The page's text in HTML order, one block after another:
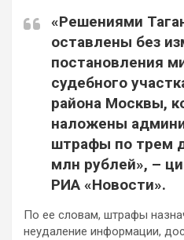
«Решениями
оставлены без
постановления
судебного
района Москвы,
наложены
штрафы по трем
млн рублей», –
РИА «Новости».
По ее словам, штрафы
неудаление информации,